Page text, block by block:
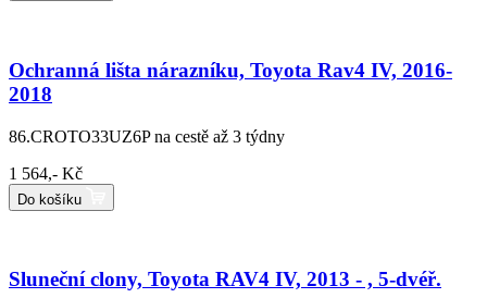
Ochranná lišta nárazníku, Toyota Rav4 IV, 2016-
2018
86.CROTO33UZ6P na cestě až 3 týdny
1 564,- Kč
Do košíku
Sluneční clony, Toyota RAV4 IV, 2013 - , 5-dvéř.